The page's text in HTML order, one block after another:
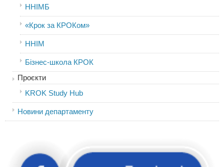
ННІМБ
«Крок за КРОКом»
ННІМ
Бізнес-школа КРОК
Проєкти
KROK Study Hub
Новини департаменту